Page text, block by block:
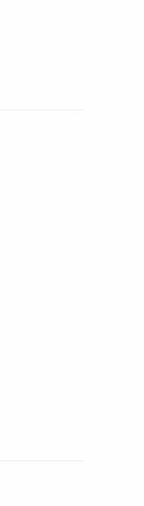
по приёму